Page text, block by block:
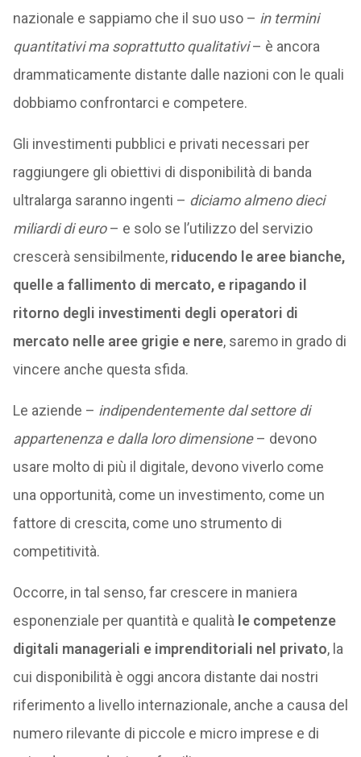
nazionale e sappiamo che il suo uso – in termini
quantitativi ma soprattutto qualitativi– è ancora
drammaticamente distante dalle nazioni con le quali
dobbiamo confrontarci e competere.
Gli investimenti pubblici e privati necessari per
raggiungere gli obiettivi di disponibilità di banda
ultralarga saranno ingenti – diciamo almeno dieci
miliardi di euro– e solo se l’utilizzo del servizio
crescerà sensibilmente, riducendo le aree bianche,
quelle a fallimento di mercato, e ripagando il
ritorno degli investimenti degli operatori di
mercato nelle aree grigie e nere, saremo in grado di
vincere anche questa sfida.
Le aziende – indipendentemente dal settore di
appartenenza e dalla loro dimensione– devono
usare molto di più il digitale, devono viverlo come
una opportunità, come un investimento, come un
fattore di crescita, come uno strumento di
competitività.
Occorre, in tal senso, far crescere in maniera
esponenziale per quantità e qualità le competenze
digitali manageriali e imprenditoriali nel privato, la
cui disponibilità è oggi ancora distante dai nostri
riferimento a livello internazionale, anche a causa del
numero rilevante di piccole e micro imprese e di